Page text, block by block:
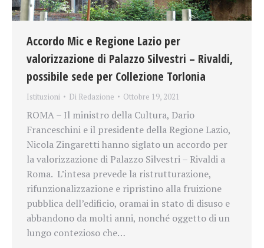
Accordo Mic e Regione Lazio per
valorizzazione di Palazzo Silvestri – Rivaldi,
possibile sede per Collezione Torlonia
Istituzioni Di Redazione Ottobre 19, 2021
ROMA – Il ministro della Cultura, Dario
Franceschini e il presidente della Regione Lazio,
Nicola Zingaretti hanno siglato un accordo per
la valorizzazione di Palazzo Silvestri – Rivaldi a
Roma. L’intesa prevede la ristrutturazione,
rifunzionalizzazione e ripristino alla fruizione
pubblica dell’edificio, oramai in stato di disuso e
abbandono da molti anni, nonché oggetto di un
lungo contezioso che…